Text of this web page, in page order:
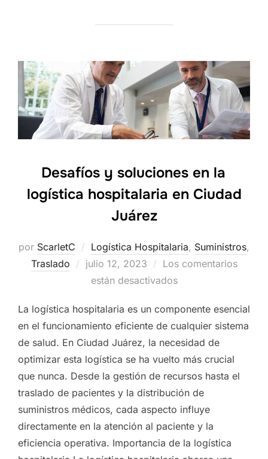
Desafíos y soluciones en la
logística hospitalaria en Ciudad
Juárez
por ScarletC Logística Hospitalaria, Suministros,
Traslado
Publicado
el
julio 12, 2023
Los comentarios
están desactivados
La logística hospitalaria es un componente esencial
en el funcionamiento eficiente de cualquier sistema
de salud. En Ciudad Juárez, la necesidad de
optimizar esta logística se ha vuelto más crucial
que nunca. Desde la gestión de recursos hasta el
traslado de pacientes y la distribución de
suministros médicos, cada aspecto influye
directamente en la atención al paciente y la
eficiencia operativa. Importancia de la logística